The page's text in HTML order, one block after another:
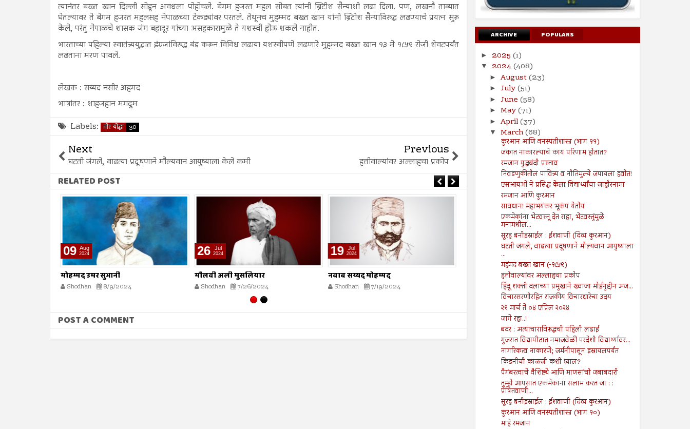
त्यानंतर बख्त खान दिल्ली सोडून अवधला पोहोचले. बेगम हजरत महल सोबत त्यांनी ब्रिटीश सैन्याशी लढा दिला. पण, लखनौ ताब्यात
घेतल्यावर ते बेगम हजरत महलसह नेपाळच्या टेकड्यांवर परतले. तेथूनच मुहम्मद बख्त खान यांनी ब्रिटीश सैन्याविरुद्ध लढण्याचे प्रयत्न सुरू
केले, परंतु नेपाळचे शासक जंग बहादूर यांच्या असहकारामुळे ते यशस्वी होऊ शकले नाहीत.
भारताच्या पहिल्या स्वातंत्र्ययुद्धात इंग्रजांविरुद्ध बंड करून विविध लढाया यशस्वीपणे लढणारे मुहम्मद बख्त खान १३ मे १८५९ रोजी शेवटपर्यंत
लढताना मरण पावले.
लेखक : सय्यद नसीर अहमद
भाषांतर : शाहजहान मगदुम
Labels: वीर योद्धा 30
Next
घटती जंगले, वाढत्या प्रदूषणाने मौल्यवान आयुष्याला केले कमी
Previous
हत्तीवाल्यांवर अल्लाहचा प्रकोप
RELATED POST
09 Aug
2024
मोहम्मद उमर सुभानी
Shodhan 8/9/2024
26 Jul
2024
मौलवी अली मुसलियार
Shodhan 7/26/2024
19 Jul
2024
नवाब सय्यद मोहम्मद
Shodhan 7/19/2024
मौलवी अब्दुल रसूल
7/12/2024
05 Jul
Shodhan
POST A COMMENT
ARCHIVE POPULARS
► 2025 (1)
▼ 2024(408)
► August(23)
► July(51)
► June (58)
► May(71)
► April(37)
▼ March(68)
कुरआन आणि वनस्पतीशास्त्र (भाग ११)
जकात नाकारल्याचे काय परिणाम होतात?
रमजान युद्धबंदी प्रस्ताव
निवडणुकीतील पावित्र्य व नीतिमुल्ये जपायला हवीत!
एसआयओ ने प्रसिद्ध केला विद्यार्थ्यांचा जाहीरनामा
रमजान आणि कुरआन
सावधान! महाभयंकर भूकंप येतोय
एकमेकांना भेटवस्तू देत राहा, भेटवस्तुंमुळे
मनामधील...
सूरह बनीइस्राईल : ईशवाणी (दिव्य कुरआन)
घटती जंगले, वाढत्या प्रदूषणाने मौल्यवान आयुष्याला
...
महंमद बख्त खान (-१८५९)
हत्तीवाल्यांवर अल्लाहचा प्रकोप
हिंदू शक्ती दलाच्या प्रमुखाने ख्वाजा मोईनुद्दीन अज...
विचारसरणीरहित राजकीय विचारधारेचा उदय
२९ मार्च ते ०४ एप्रिल २०२४
जागे रहा..!
बदर : अत्याचाराविरूद्धची पहिली लढाई
गुजरात विद्यापीठात नमाजवेळी परदेशी विद्यार्थ्यांवर...
नागरिकत्व नाकारणे; जर्मनीपासून इस्रायलपर्यंत
किडनीची काळजी कशी घ्याल?
पैगंबरत्वाचे वैशिष्ट्ये आणि माणसांची जबाबदारी
तुम्ही आपसात एकमेकांना सलाम करत जा : :
प्रेषितवाणी...
सूरह बनीइस्राईल : ईशवाणी (दिव्य कुरआन)
कुरआन आणि वनस्पतीशास्त्र (भाग १०)
माहे रमजान